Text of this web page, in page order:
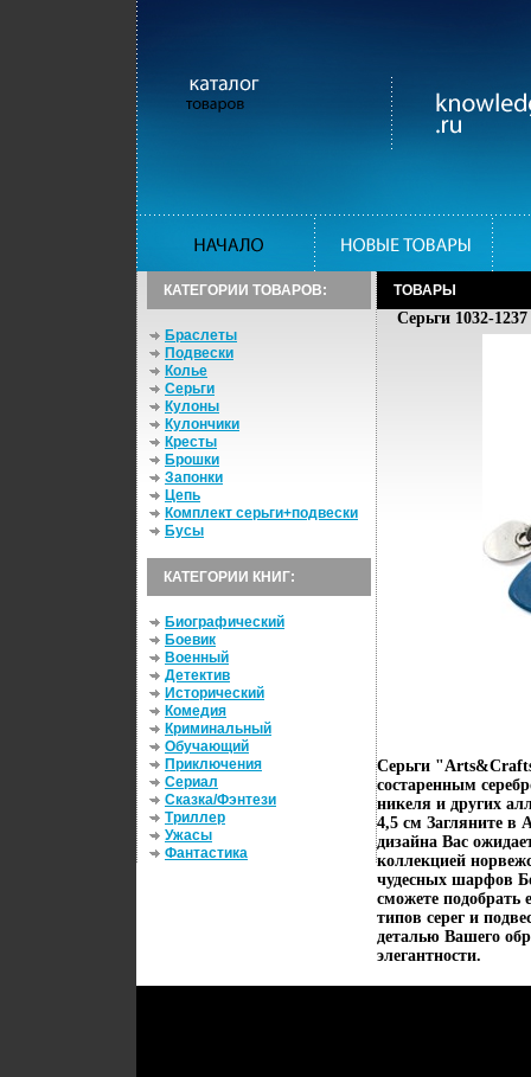
КАТЕГОРИИ ТОВАРОВ:
Браслеты
Подвески
Колье
Серьги
Кулоны
Кулончики
Кресты
Брошки
Запонки
Цепь
Комплект серьги+подвески
Бусы
КАТЕГОРИИ КНИГ:
Биографический
Боевик
Военный
Детектив
Исторический
Комедия
Криминальный
Обучающий
Приключения
Сериал
Сказка/Фэнтези
Триллер
Ужасы
Фантастика
ТОВАРЫ
Серьги 1032-
Серьги
состаренным
никеля и других
4,5 см Загляните в
дизайна Вас
коллекцией
чудесных шарфов
сможете подобрать
типов серег и
деталью Вашего
элегантности.